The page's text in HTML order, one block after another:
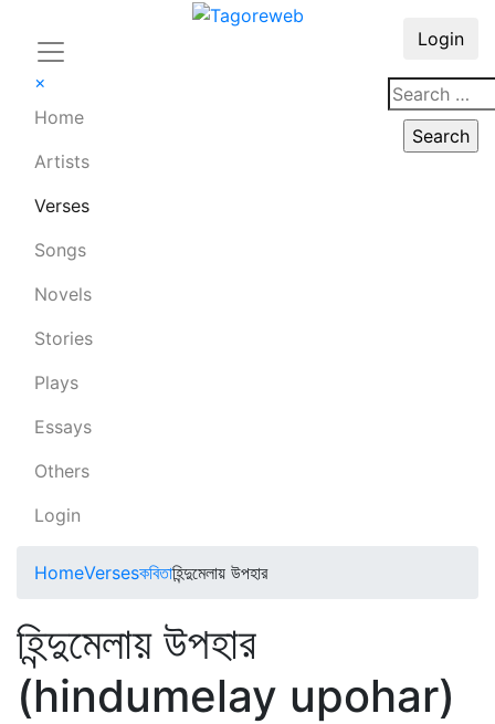
×
Home
Artists
Verses
Songs
Novels
Stories
Plays
Essays
Others
Login
Login
HomeVersesকবিতাহিন্দুমেলায় উপহার
হিন্দুমেলায় উপহার
(hindumelay upohar)